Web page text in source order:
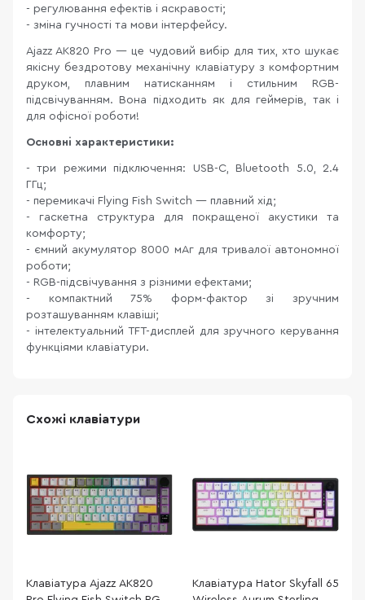
- регулювання ефектів і яскравості;
- зміна гучності та мови інтерфейсу.
Ajazz AK820 Pro — це чудовий вибір для тих, хто шукає
якісну бездротову механічну клавіатуру з комфортним
друком, плавним натисканням і стильним RGB-
підсвічуванням. Вона підходить як для геймерів, так і
для офісної роботи!
Основні характеристики:
- три режими підключення: USB-C, Bluetooth 5.0, 2.4
ГГц;
- перемикачі Flying Fish Switch — плавний хід;
- гаскетна структура для покращеної акустики та
комфорту;
- ємний акумулятор 8000 мАг для тривалої автономної
роботи;
- RGB-підсвічування з різними ефектами;
- компактний 75% форм-фактор зі зручним
розташуванням клавіші;
- інтелектуальний TFT-дисплей для зручного керування
функціями клавіатури.
Схожі клавіатури
Клавіатура Ajazz AK820
Клавіатура Hator Skyfall 65